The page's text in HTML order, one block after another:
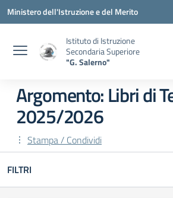
Vai ai contenuti
Vai al menu di navigazione
Vai al footer
Ministero dell'Istruzione e del Merito
Istituto di Istruzione
Secondaria Superiore
"G. Salerno"
Argomento: Libri di
2025/2026
Stampa / Condividi
FILTRI